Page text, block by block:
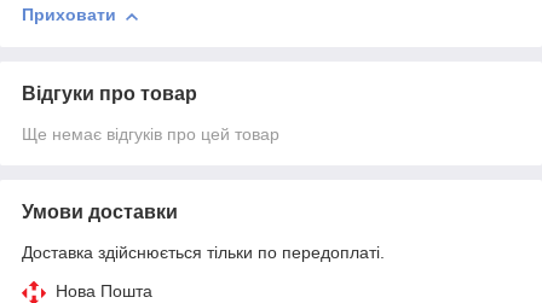
Приховати
Відгуки про товар
Ще немає відгуків про цей товар
Умови доставки
Доставка здійснюється тільки по передоплаті.
Нова Пошта